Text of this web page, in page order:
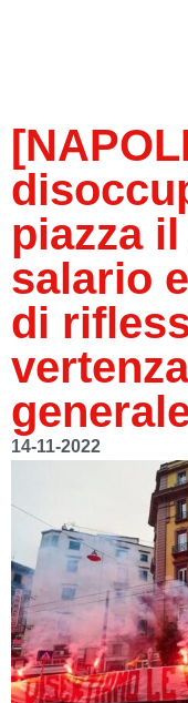
piazza
salario
di
14-11-2022